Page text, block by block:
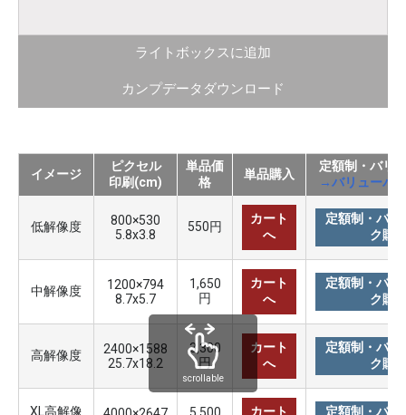
ライトボックスに追加
カンプデータダウンロード
イメージ
ピクセル
印刷(cm)
単品価
格
単品購入
定額制・バリ
→バリューパ
低解像度
800×530
5.8x3.8
550円
カート
へ
定額制・バリ
ク購
中解像度
1200×794
8.7x5.7
1,650
円
カート
へ
定額制・バリ
ク購
高解像度
2400×1588
25.7x18.2
3,300
円
カート
へ
定額制・バリ
ク購
XL高解像
5,500
カート
定額制・バリ
scrollable